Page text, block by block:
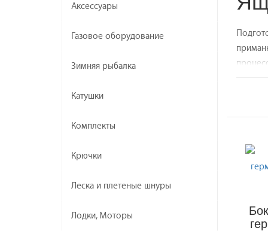
Аксессуары
Газовое оборудование
Зимняя рыбалка
Катушки
Комплекты
Крючки
Леска и плетеные шнуры
Лодки, Моторы